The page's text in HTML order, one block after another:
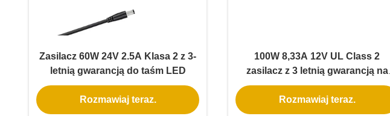
Zasilacz 60W 24V 2.5A Klasa 2 z 3-
letnią gwarancją do taśm LED
Rozmawiaj teraz.
100W 8,33A 12V UL Class 2
zasilacz z 3 letnią gwarancją na
paski LED
Rozmawiaj teraz.